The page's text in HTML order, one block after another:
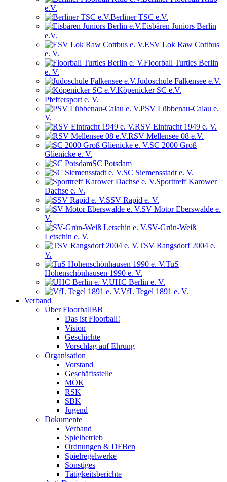
e.V.
Berliner TSC e.V.
Eisbären Juniors Berlin
e.V.
ESV Lok Raw Cottbus
e. V.
Floorball Turtles Berlin
e. V.
Judoschule Falkensee e.V.
Köpenicker SC e.V.
Pfeffersport e. V.
PSV Lübbenau-Calau e.
V.
RSV Eintracht 1949 e. V.
RSV Mellensee 08 e.V.
SC 2000 Groß
Glienicke e. V.
SC Potsdam
SC Siemensstadt e. V.
Sporttreff Karower
Dachse e. V.
SSV Rapid e. V.
SV Motor Eberswalde e.
V.
SV-Grün-Weiß
Letschin e. V.
TSV Rangsdorf 2004 e.
V.
TuS
Hohenschönhausen 1990 e. V.
UHC Berlin e. V.
VfL Tegel 1891 e. V.
Verband
Über FloorballBB
Das ist Floorball!
Vision
Geschichte
Vorschlag auf Ehrung
Organisation
Vorstand
Geschäftsstelle
MÖK
RSK
SBK
Jugend
Dokumente
Verband
Spielbetrieb
Ordnungen & DFBen
Spielregelwerke
Sonstiges
Tätigkeitsberichte